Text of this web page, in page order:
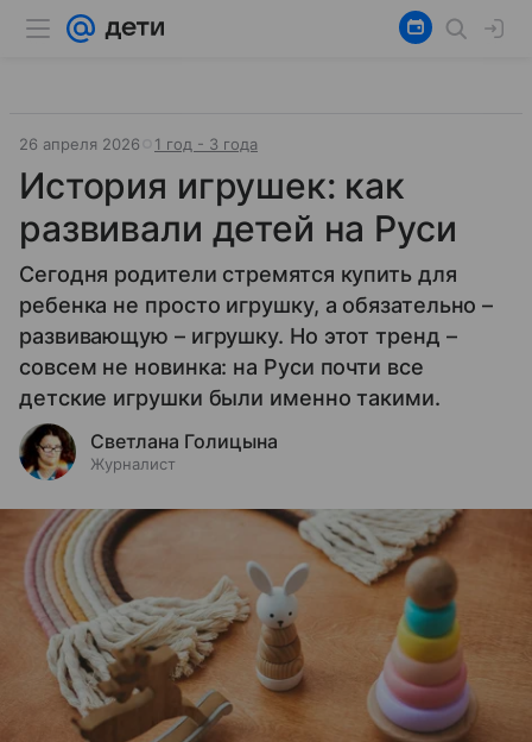
26 апреля 2026 1 год - 3 года
История игрушек: как
развивали детей на Руси
Сегодня родители стремятся купить для
ребенка не просто игрушку, а обязательно –
развивающую – игрушку. Но этот тренд –
совсем не новинка: на Руси почти все
детские игрушки были именно такими.
Светлана Голицына
Журналист